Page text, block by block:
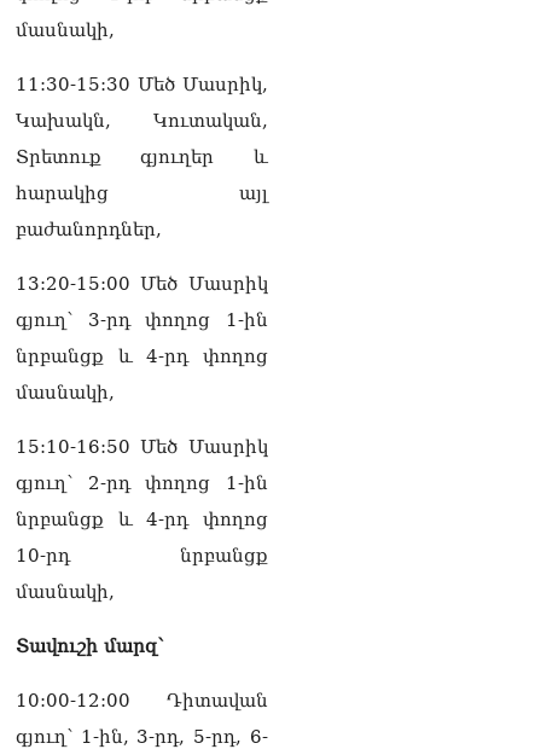
մասնակի,
11:30-15:30 Մեծ Մասրիկ,
Կախակն, Կուտական,
Տրետուք գյուղեր և
հարակից այլ
բաժանորդներ,
13:20-15:00 Մեծ Մասրիկ
գյուղ՝ 3-րդ փողոց 1-ին
նրբանցք և 4-րդ փողոց
մասնակի,
15:10-16:50 Մեծ Մասրիկ
գյուղ՝ 2-րդ փողոց 1-ին
նրբանցք և 4-րդ փողոց
10-րդ նրբանցք
մասնակի,
Տավուշի մարզ՝
10:00-12:00 Դիտավան
գյուղ՝ 1-ին, 3-րդ, 5-րդ, 6-